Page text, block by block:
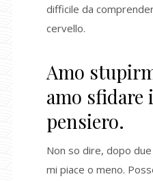
difficile da
cervello.
Amo
amo sfidare
pensiero.
Non so dire, dopo
mi piace o meno.